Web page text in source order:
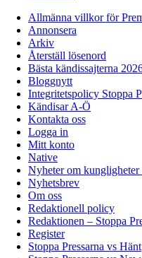
Allmänna villkor för
Annonsera
Arkiv
Återställ lösenord
Bästa kändissajterna
Bloggnytt
Integritetspolicy Stoppa
Kändisar A-Ö
Kontakta oss
Logga in
Mitt konto
Native
Nyheter om kungligheter
Nyhetsbrev
Om oss
Redaktionell policy
Redaktionen – Stoppa
Register
Stoppa Pressarna vs Hänt